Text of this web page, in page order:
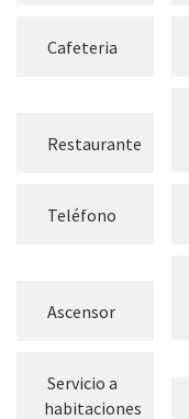
Cafeteria
Restaurante
Teléfono
Ascensor
Servicio a
habitaciones